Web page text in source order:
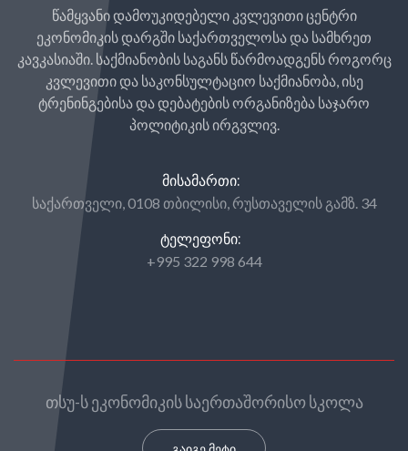
წამყვანი დამოუკიდებელი კვლევითი ცენტრი
ეკონომიკის დარგში საქართველოსა და სამხრეთ
კავკასიაში. საქმიანობის საგანს წარმოადგენს როგორც
კვლევითი და საკონსულტაციო საქმიანობა, ისე
ტრენინგებისა და დებატების ორგანიზება საჯარო
პოლიტიკის ირგვლივ.
ᲛᲘᲡᲐᲛᲐᲠᲗᲘ:
საქართველი, 0108 თბილისი, რუსთაველის გამზ. 34
ᲢᲔᲚᲔᲤᲝᲜᲘ:
+995 322 998 644
თსუ-ს ეკონომიკის საერთაშორისო სკოლა